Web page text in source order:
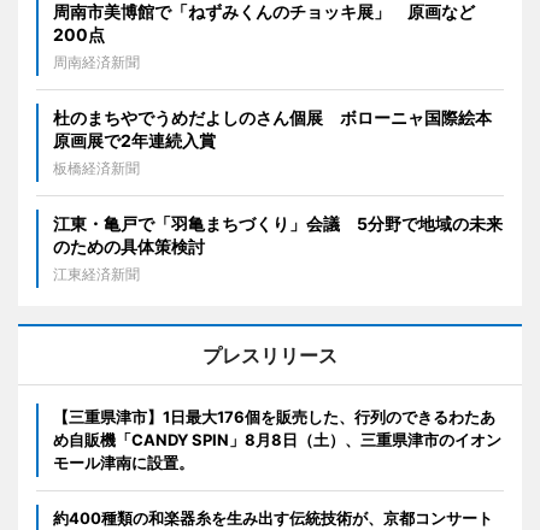
周南市美博館で「ねずみくんのチョッキ展」 原画など
200点
周南経済新聞
杜のまちやでうめだよしのさん個展 ボローニャ国際絵本
原画展で2年連続入賞
板橋経済新聞
江東・亀戸で「羽亀まちづくり」会議 5分野で地域の未来
のための具体策検討
江東経済新聞
プレスリリース
【三重県津市】1日最大176個を販売した、行列のできるわたあ
め自販機「CANDY SPIN」8月8日（土）、三重県津市のイオン
モール津南に設置。
約400種類の和楽器糸を生み出す伝統技術が、京都コンサート